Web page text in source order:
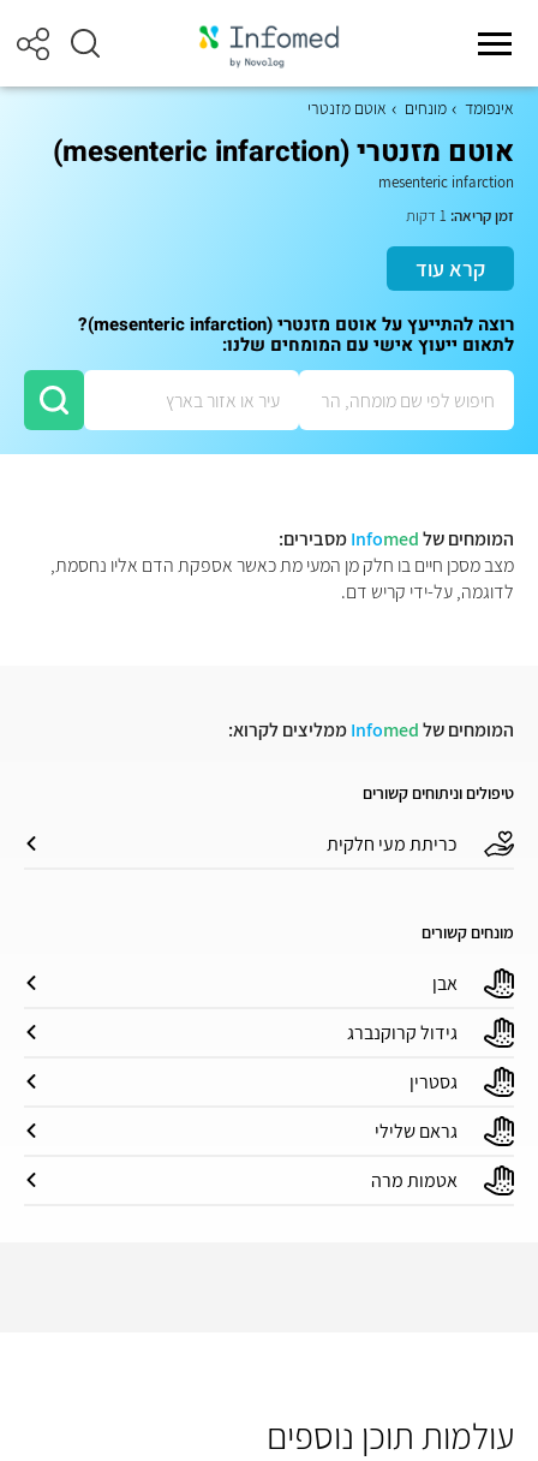
אינפומד מונחים אוטם מזנטרי
אוטם מזנטרי (mesenteric infarction)
mesenteric infarction
זמן קריאה:
קרא עוד
רוצה להתייעץ על אוטם מזנטרי (mesenteric infarction)?
לתאום ייעוץ אישי עם המומחים שלנו:
המומחים של Infomed
מסבירים:
מצב מסכן חיים בו חלק מן המעי מת כאשר אספקת הדם אליו נחסמת,
לדוגמה, על-ידי קריש דם.
המומחים של Infomed ממליצים לקרוא:
טיפולים וניתוחים קשורים
כריתת מעי חלקית
מונחים קשורים
אבן
גידול קרוקנברג
גסטרין
גראם שלילי
אטמות מרה
עולמות תוכן נוספים